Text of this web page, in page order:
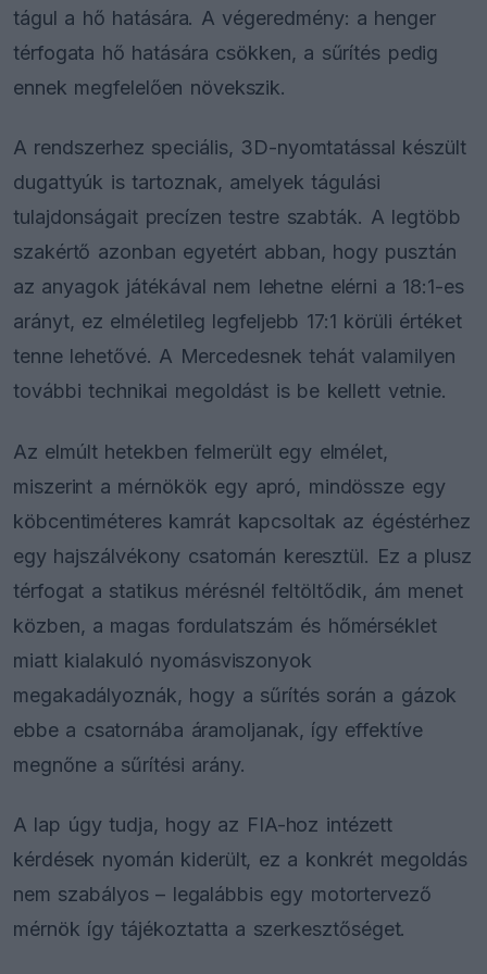
tágul a hő hatására. A végeredmény: a henger
térfogata hő hatására csökken, a sűrítés pedig
ennek megfelelően növekszik.
A rendszerhez speciális, 3D-nyomtatással készült
dugattyúk is tartoznak, amelyek tágulási
tulajdonságait precízen testre szabták. A legtöbb
szakértő azonban egyetért abban, hogy pusztán
az anyagok játékával nem lehetne elérni a 18:1-es
arányt, ez elméletileg legfeljebb 17:1 körüli értéket
tenne lehetővé. A Mercedesnek tehát valamilyen
további technikai megoldást is be kellett vetnie.
Az elmúlt hetekben felmerült egy elmélet,
miszerint a mérnökök egy apró, mindössze egy
köbcentiméteres kamrát kapcsoltak az égéstérhez
egy hajszálvékony csatornán keresztül. Ez a plusz
térfogat a statikus mérésnél feltöltődik, ám menet
közben, a magas fordulatszám és hőmérséklet
miatt kialakuló nyomásviszonyok
megakadályoznák, hogy a sűrítés során a gázok
ebbe a csatornába áramoljanak, így effektíve
megnőne a sűrítési arány.
A lap úgy tudja, hogy az FIA-hoz intézett
kérdések nyomán kiderült, ez a konkrét megoldás
nem szabályos – legalábbis egy motortervező
mérnök így tájékoztatta a szerkesztőséget.